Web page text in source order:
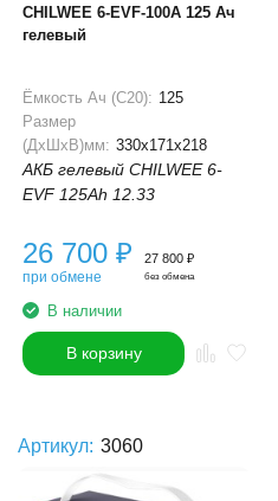
CHILWEE 6-EVF-100A 125 Ач
гелевый
Ёмкость Ач (С20): 125
Размер
(ДхШхВ)мм: 330x171x218
АКБ гелевый CHILWEE 6-
EVF 125Ah 12.33
26 700 ₽
при обмене
27 800 ₽
без обмена
В наличии
В корзину
Артикул: 3060